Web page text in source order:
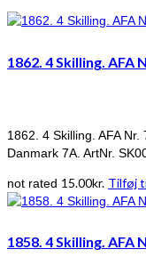
1862. 4 Skilling. AFA
1862. 4 Skilling. AFA
Danmark 7A. ArtNr.
not rated 15.00kr. Tilføj
1858. 4 Skilling. AFA